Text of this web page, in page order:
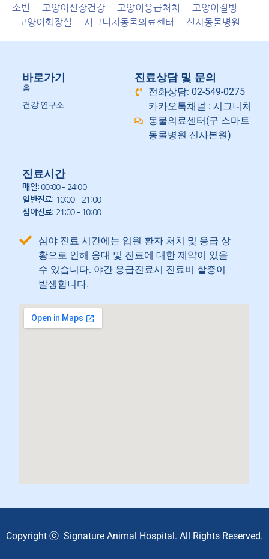
소변
고양이신장건강 고양이응급처치
고양이질병
고양이화장실
시그니처동물의료센터 신사동물병원
바로가기
홈
건강 연구소
진료상담 및 문의
전화상담: 02-549-0275
카카오톡채널 : 시그니처
동물의료센터(구 스마트
동물병원 신사본원)
진료시간
매일: 00:00 – 24:00
일반진료: 10:00 – 21:00
심야진료: 21:00 – 10:00
심야 진료 시간에는 입원 환자 처치 및 응급 상
황으로 인해 응대 및 진료에 대한 제약이 있을
수 있습니다. 야간 응급진료시 진료비 할증이
발생합니다.
Copyright ⓒ Signature Animal Hospital. All Rights Reserved.